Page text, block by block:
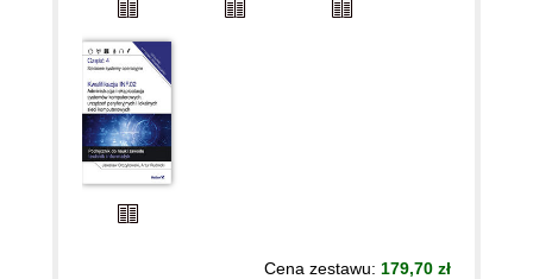
Cena zestawu: 179,70 zł